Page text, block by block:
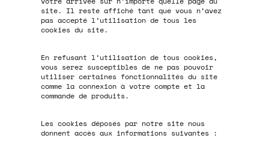
site. Il reste affiché tant que vous n’avez
pas accepté l’utilisation de tous les
cookies du site.
En refusant l’utilisation de tous cookies,
vous serez susceptibles de ne pas pouvoir
utiliser certaines fonctionnalités du site
comme la connexion à votre compte et la
commande de produits.
Les cookies déposés par notre site nous
donnent accès aux informations suivantes :